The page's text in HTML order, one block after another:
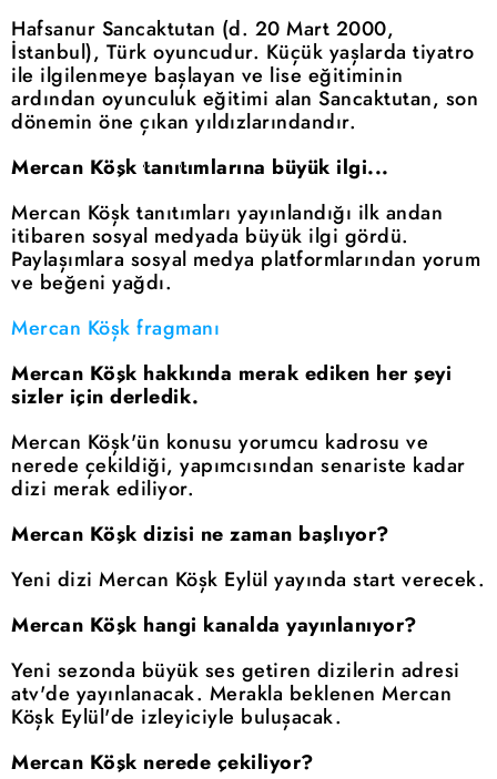
Hafsanur Sancaktutan (d. 20 Mart 2000,
İstanbul), Türk oyuncudur. Küçük yaşlarda tiyatro
ile ilgilenmeye başlayan ve lise eğitiminin
ardından oyunculuk eğitimi alan Sancaktutan, son
dönemin öne çıkan yıldızlarındandır.
Mercan Köşk tanıtımlarına büyük ilgi...
Mercan Köşk tanıtımları yayınlandığı ilk andan
itibaren sosyal medyada büyük ilgi gördü.
Paylaşımlara sosyal medya platformlarından yorum
ve beğeni yağdı.
Mercan Köşk fragmanı
Mercan Köşk hakkında merak ediken her şeyi
sizler için derledik.
Mercan Köşk'ün konusu yorumcu kadrosu ve
nerede çekildiği, yapımcısından senariste kadar
dizi merak ediliyor.
Mercan Köşk dizisi ne zaman başlıyor?
Yeni dizi Mercan Köşk Eylül yayında start verecek.
Mercan Köşk hangi kanalda yayınlanıyor?
Yeni sezonda büyük ses getiren dizilerin adresi
atv'de yayınlanacak. Merakla beklenen Mercan
Köşk Eylül'de izleyiciyle buluşacak.
Mercan Köşk nerede çekiliyor?